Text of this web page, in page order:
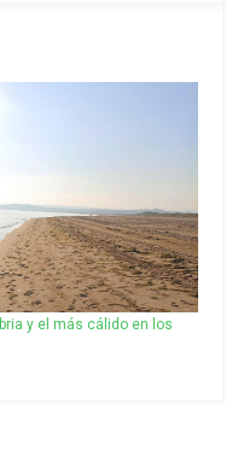
y el más cálido en los